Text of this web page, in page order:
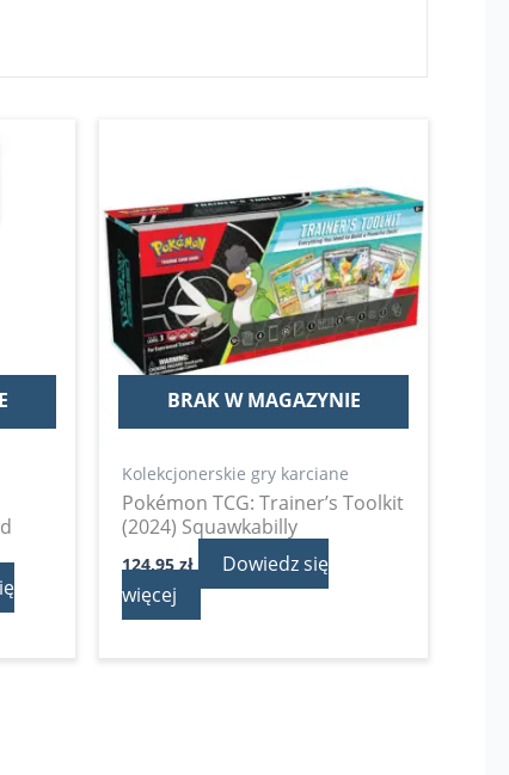
BRAK W MAGAZYNIE
Kolekcjonerskie gry karciane
Pokémon TCG: Trainer’s Toolkit
(2024) Squawkabilly
124,95zł
Dowiedz się
więcej